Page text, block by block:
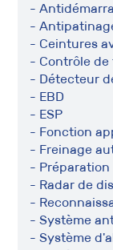
-
-
- Ceintures
- Contrôle
- Détecteur
- EBD
- ESP
- Fonction
- Freinage
- Préparation
- Radar de
-
- Système
- Système